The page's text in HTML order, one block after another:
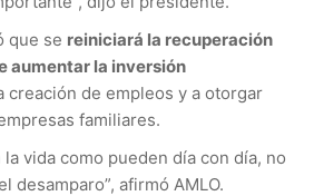
que se reiniciará la recuperación
aumentar la inversión
creación de empleos y a otorgar
familiares.
vida como pueden día con día, no
desamparo”, afirmó AMLO.